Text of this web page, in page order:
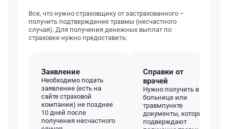
Все, что нужно страховщику от застрахованного –
получить подтверждение травмы (несчастного
случая). Для получения денежных выплат по
страховке нужно предоставить:
Заявление
Необходимо подать
заявление (есть на
сайте страховой
компании) не позднее
10 дней после
получения несчастного
Справки от
врачей
Нужно получить в
больнице или
травмпункте
документы, которые
подверждают